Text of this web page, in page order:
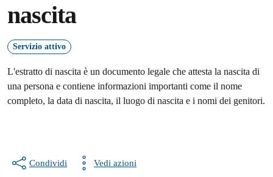
nascita
Servizio attivo
L'estratto di nascita è un documento legale che attesta la nascita di
una persona e contiene informazioni importanti come il nome
completo, la data di nascita, il luogo di nascita e i nomi dei genitori.
Condividi Vedi azioni